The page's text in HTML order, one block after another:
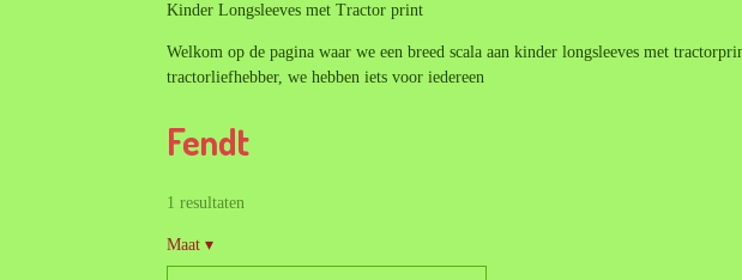
Kinder Longsleeves met Tractor print
Welkom op de pagina waar we een breed scala aan kinder longsleeves met
tractorliefhebber, we hebben iets voor iedereen
Fendt
1 resultaten
Maat ▾